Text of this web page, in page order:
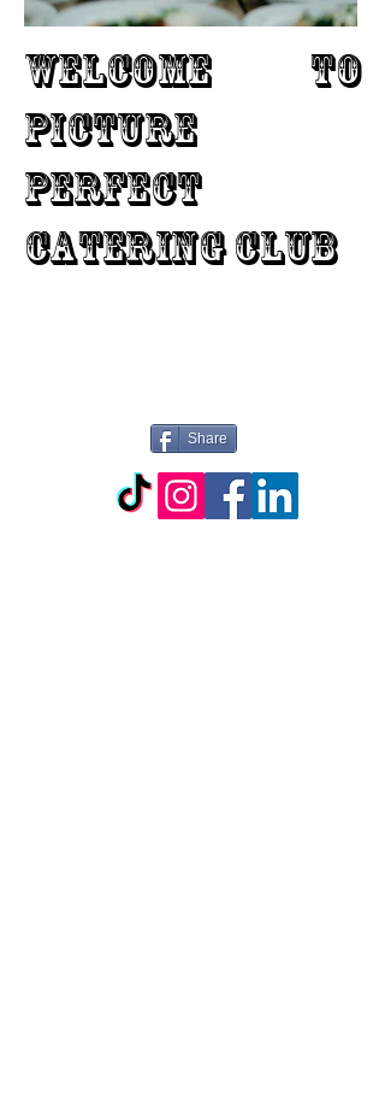
WELCOME TO
PICTURE
PERFECT
CATERING CLUB
Share